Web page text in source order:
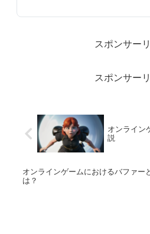
スポンサー
スポンサー
オンライン
説
オンラインゲームにおけるバファー
は？